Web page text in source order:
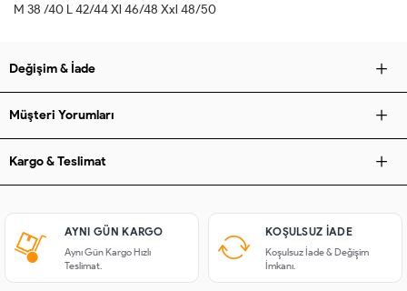
M 38 /40 L 42/44 Xl 46/48 Xxl 48/50
Değişim & İade
Müşteri Yorumları
Kargo & Teslimat
AYNI GÜN KARGO
Aynı Gün Kargo Hızlı
Teslimat.
KOŞULSUZ IADE
Koşulsuz İade & Değişim
İmkanı.